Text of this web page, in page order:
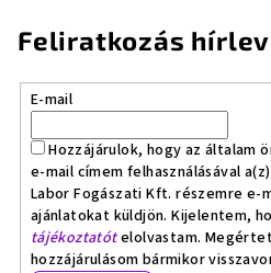
Feliratkozás
E-mail
Hozzájárulok, hogy az általam
e-mail címem felhasználásával
Labor Fogászati Kft. részemre e-
ajánlatokat küldjön. Kijelentem,
tájékoztatótelolvastam.
hozzájárulásom bármikor